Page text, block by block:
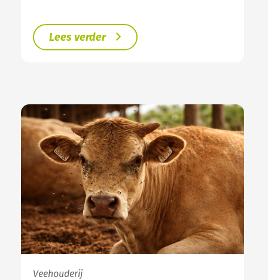
Lees verder
Veehouderij